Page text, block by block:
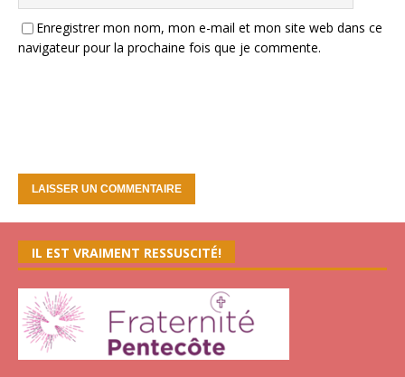
Enregistrer mon nom, mon e-mail et mon site web dans ce
navigateur pour la prochaine fois que je commente.
IL EST VRAIMENT RESSUSCITÉ!